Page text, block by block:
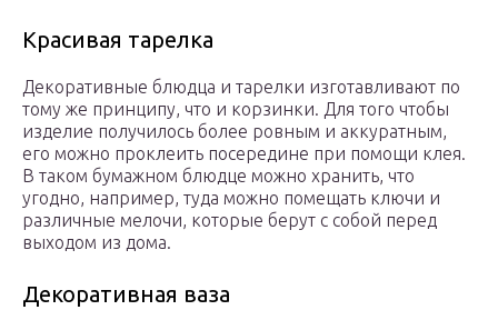
Красивая тарелка
Декоративные блюдца и тарелки изготавливают по
тому же принципу, что и корзинки. Для того чтобы
изделие получилось более ровным и аккуратным,
его можно проклеить посередине при помощи клея.
В таком бумажном блюдце можно хранить, что
угодно, например, туда можно помещать ключи и
различные мелочи, которые берут с собой перед
выходом из дома.
Декоративная ваза